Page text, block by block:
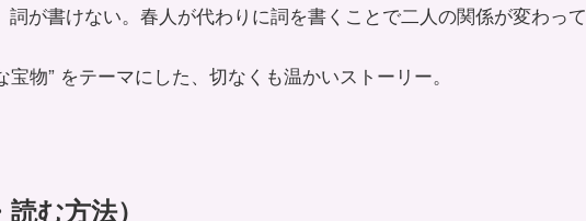
詞が書けない。春人が代わりに詞を書くことで二人の関係が変わって
物” をテーマにした、切なくも温かいストーリー。
む方法）